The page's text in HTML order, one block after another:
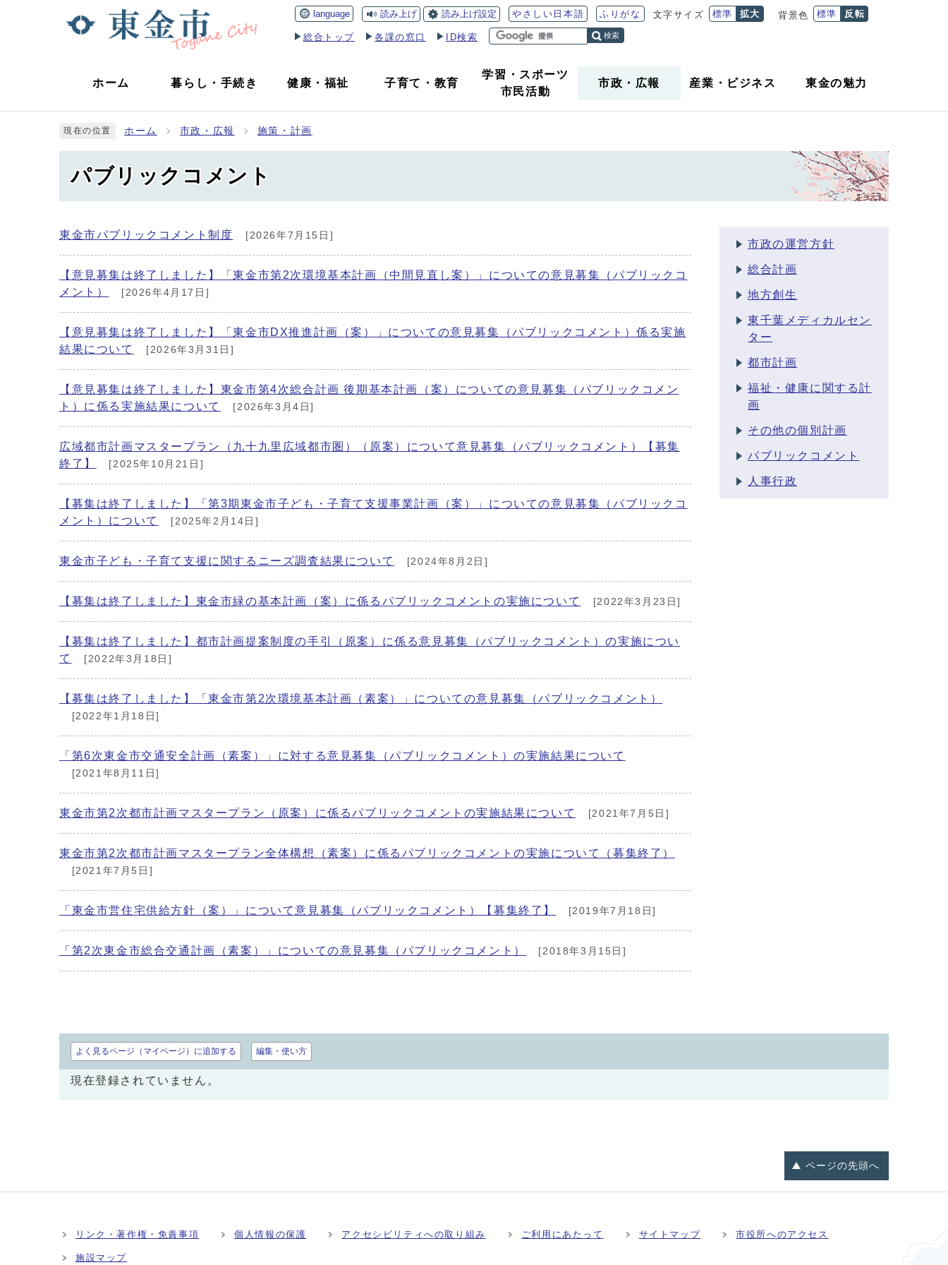
language 読み上げ 読み上げ設定 やさしい日本語 ふりがな 文字サイズ 標準 拡大 背景色 標準 反転
総合トップ 各課の窓口 ID検索 検索
ホーム 暮らし ・ 手続き 健康 ・福祉 子育て ・ 教育
学習・スポーツ
市民活動
市政 ・ 広報 産業 ・ ビジネス 東金の魅力
現在の位置 ホーム 市政・広報 施策・計画
パブリックコメント
東金市パブリックコメント制度 [2026年7月15日]
【意見募集は終了しました】「東金市第2次環境基本計画（中間見直し案）」についての意見募集（パブリックコ
メント）
[2026年4月17日]
【意見募集は終了しました】「東金市DX推進計画（案）」についての意見募集（パブリックコメント）係る実施
結果について
[2026年3月31日]
【意見募集は終了しました】東金市第4次総合計画 後期基本計画（案）についての意見募集（パブリックコメン
ト）に係る実施結果について
[2026年3月4日]
広域都市計画マスタープラン（九十九里広域都市圏）（原案）について意見募集（パブリックコメント）【募集
終了】
[2025年10月21日]
【募集は終了しました】「第3期東金市子ども・子育て支援事業計画（案）」についての意見募集（パブリックコ
メント）について
[2025年2月14日]
東金市子ども・子育て支援に関するニーズ調査結果について [2024年8月2日]
【募集は終了しました】東金市緑の基本計画（案）に係るパブリックコメントの実施について [2022年3月23日]
【募集は終了しました】都市計画提案制度の手引（原案）に係る意見募集（パブリックコメント）の実施につい
て
[2022年3月18日]
【募集は終了しました】「東金市第2次環境基本計画（素案）」についての意見募集（パブリックコメント）
[2022年1月18日]
「第6次東金市交通安全計画（素案）」に対する意見募集（パブリックコメント）の実施結果について
[2021年8月11日]
東金市第2次都市計画マスタープラン（原案）に係るパブリックコメントの実施結果について [2021年7月5日]
東金市第2次都市計画マスタープラン全体構想（素案）に係るパブリックコメントの実施について（募集終了）
[2021年7月5日]
「東金市営住宅供給方針（案）」について意見募集（パブリックコメント）【募集終了】 [2019年7月18日]
「第2次東金市総合交通計画（素案）」についての意見募集（パブリックコメント） [2018年3月15日]
市政の運営方針
総合計画
地方創生
東千葉メディカルセン
ター
都市計画
福祉・健康に関する計
画
その他の個別計画
パブリックコメント
人事行政
よく見るページ（マイページ）に追加する 編集・使い方
現在登録されていません。
ページの先頭へ
リンク・著作権・免責事項 個人情報の保護 アクセシビリティへの取り組み ご利用にあたって サイトマップ 市役所へのアクセス
施設マップ